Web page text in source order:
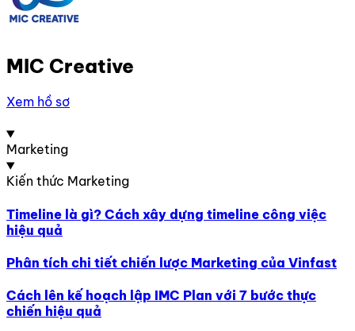
MIC Creative
Xem hồ sơ
Marketing
Kiến thức Marketing
Timeline là gì? Cách xây dựng timeline công việc
hiệu quả
Phân tích chi tiết chiến lược Marketing của Vinfast
Cách lên kế hoạch lập IMC Plan với 7 bước thực
chiến hiệu quả